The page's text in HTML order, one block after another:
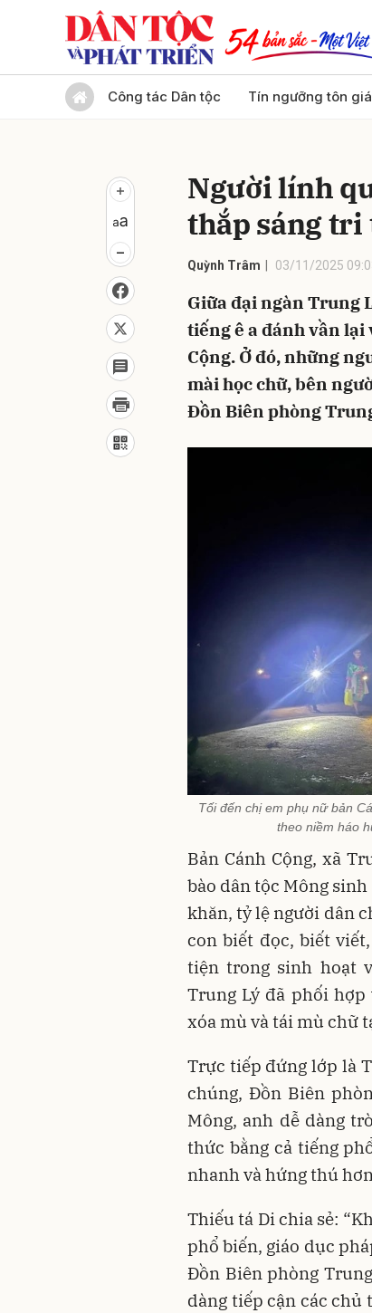
Công tác Dân tộc Tín ngưỡng tôn
Người lính
thắp sáng tri
Quỳnh Trâm 03/11/2025
Giữa đại ngàn Trung
tiếng ê a đánh vần lại
Cộng. Ở đó, những
mài học chữ, bên
Đồn Biên phòng
Tối đến chị em phụ nữ bản
theo niềm háo
Bản Cánh Cộng, xã
bào dân tộc Mông
khăn, tỷ lệ người dân
con biết đọc, biết
tiện trong sinh hoạt
Trung Lý đã phối
xóa mù và tái mù chữ
Trực tiếp đứng lớp là
chúng, Đồn Biên
Mông, anh dễ dàng
thức bằng cả tiếng
nhanh và hứng thú
Thiếu tá Di chia sẻ:
phổ biến, giáo dục
Đồn Biên phòng
dàng tiếp cận các chủ